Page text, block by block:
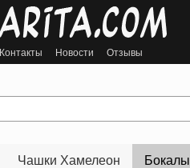
Контакты Новости Отзывы
Чашки Хамелеон Бокалы